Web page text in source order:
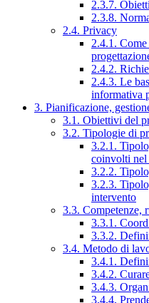
2.3.7.
2.3.8.
2.4. Privacy
2.4.1.
2.4.2.
2.4.3. Le
informativa
3. Pianificazione,
3.1. Obiettivi del
3.2. Tipologie di
3.2.1.
coinvolti nel
3.2.2.
3.2.3.
intervento
3.3. Competenze,
3.3.1.
3.3.2.
3.4. Metodo di
3.4.1.
3.4.2.
3.4.3.
3.4.4.